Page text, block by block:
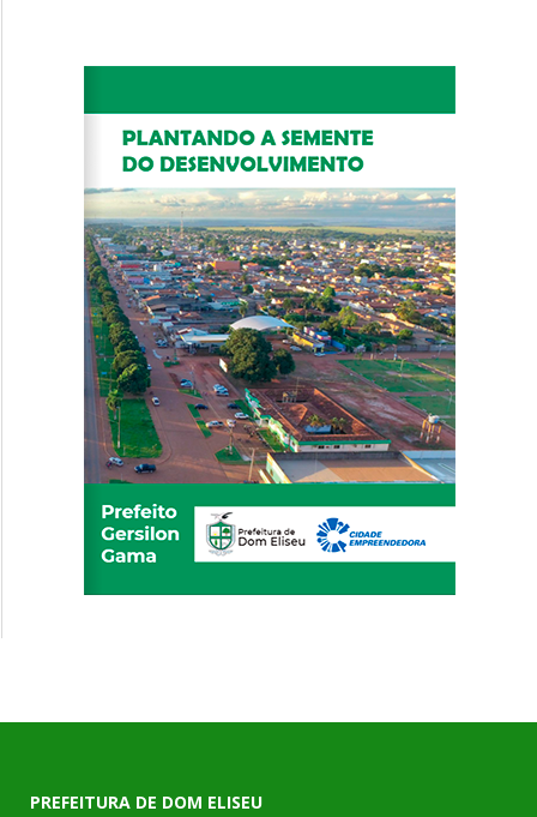
PREFEITURA DE DOM ELISEU